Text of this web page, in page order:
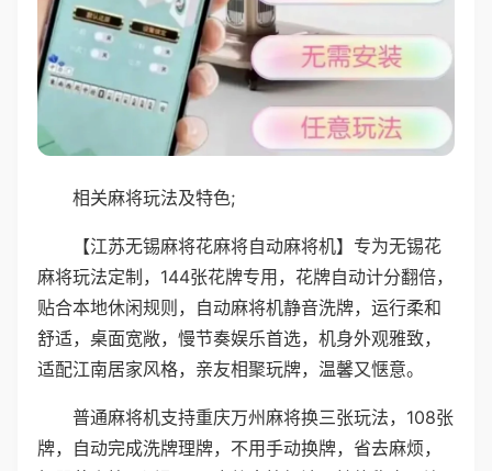
相关麻将玩法及特色;
【江苏无锡麻将花麻将自动麻将机】专为无锡花
麻将玩法定制，144张花牌专用，花牌自动计分翻倍，
贴合本地休闲规则，自动麻将机静音洗牌，运行柔和
舒适，桌面宽敞，慢节奏娱乐首选，机身外观雅致，
适配江南居家风格，亲友相聚玩牌，温馨又惬意。
普通麻将机支持重庆万州麻将换三张玩法，108张
牌，自动完成洗牌理牌，不用手动换牌，省去麻烦，